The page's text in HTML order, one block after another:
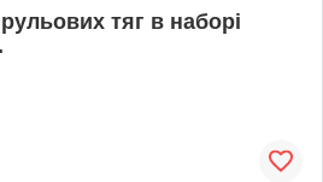
тяг в наборі